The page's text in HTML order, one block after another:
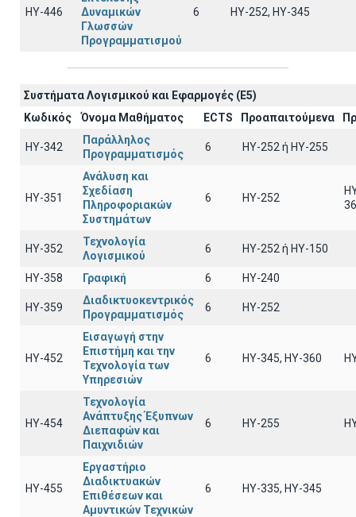
ΗΥ-446
Δυναμικών
Γλωσσών
Προγραμματισμού
6 ΗΥ-252, ΗΥ-345
Συστήματα Λογισμικού και Εφαρμογές (E5)
Κωδικός
Όνομα Μαθήματος ECTS Προαπαιτούμενα
ΗΥ-342
Παράλληλος
Προγραμματισμός
6 ΗΥ-252 ή ΗΥ-255
ΗΥ-351
Ανάλυση και
Σχεδίαση
Πληροφοριακών
Συστημάτων
6 HY-252
ΗΥ-352
Τεχνολογία
Λογισμικού
6 HY-252 ή ΗΥ-150
ΗΥ-358 Γραφική 6 HY-240
ΗΥ-359
Διαδικτυοκεντρικός
Προγραμματισμός
6 HY-252
ΗΥ-452
Εισαγωγή στην
Επιστήμη και την
Τεχνολογία των
Υπηρεσιών
6 ΗΥ-345, ΗΥ-360
ΗΥ-454
Τεχνολογία
Ανάπτυξης Έξυπνων
Διεπαφών και
Παιχνιδιών
6 ΗΥ-255
ΗΥ-455
Εργαστήριο
Διαδικτυακών
Επιθέσεων και
Αμυντικών Τεχνικών
6 ΗΥ-335, HY-345